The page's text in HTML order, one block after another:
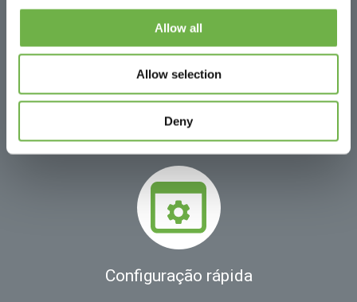
Allow all
Allow selection
Deny
intervalos de endereços IP. Programe
o acesso automático com
credenciais por local ou atribua
facilmente identificadores de
terminal.
Configuração rápida